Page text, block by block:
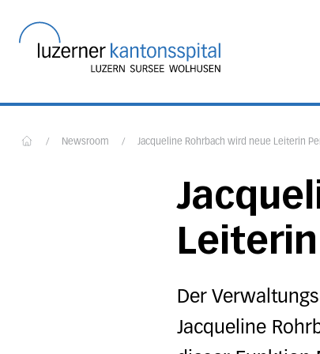
/ Newsroom / Jacqueline Rohrbach wird neue Leiterin
Der
Jacqueline